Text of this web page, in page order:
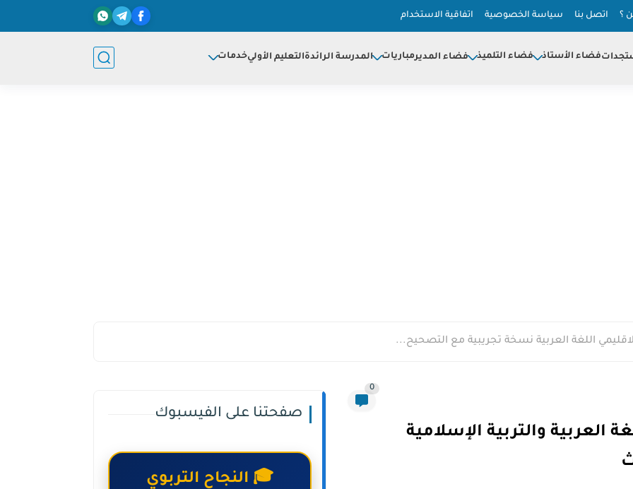
؟ اتصل بنا سياسة الخصوصية اتفاقية الاستخدام
فضاء الأستاذ فضاء التلميذ فضاء المديرمباريات المدرسة الرائدةالتعليم الأوليخدمات
اللغة العربية نسخة تجريبية مع التصحيح...
0
العربية والتربية الإسلامية
صفحتنا على الفيسبوك
🎓 النجاح التربوي